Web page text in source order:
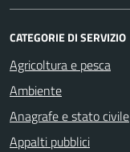
CATEGORIE DI SERVIZIO
Agricoltura e pesca
Ambiente
Anagrafe e stato civile
Appalti pubblici